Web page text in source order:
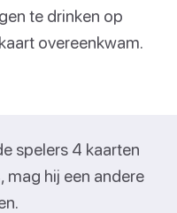
te drinken op
overeenkwam.
spelers 4 kaarten
mag hij een andere